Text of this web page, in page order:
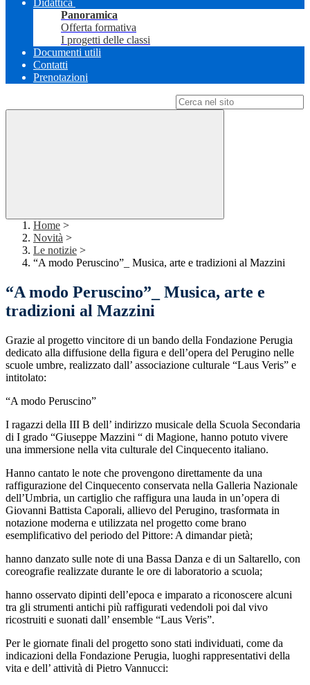
Didattica
Panoramica
Offerta formativa
I progetti delle classi
Documenti utili
Contatti
Prenotazioni
Home >
Novità >
Le notizie >
“A modo Peruscino”_ Musica, arte e tradizioni al Mazzini
“A modo Peruscino”_ Musica, arte e
tradizioni al Mazzini
Grazie al progetto vincitore di un bando della Fondazione Perugia
dedicato alla diffusione della figura e dell’opera del Perugino nelle
scuole umbre, realizzato dall’ associazione culturale “Laus Veris” e
intitolato:
“A modo Peruscino”
I ragazzi della III B dell’ indirizzo musicale della Scuola Secondaria
di I grado “Giuseppe Mazzini “ di Magione, hanno potuto vivere
una immersione nella vita culturale del Cinquecento italiano.
Hanno cantato le note che provengono direttamente da una
raffigurazione del Cinquecento conservata nella Galleria Nazionale
dell’Umbria, un cartiglio che raffigura una lauda in un’opera di
Giovanni Battista Caporali, allievo del Perugino, trasformata in
notazione moderna e utilizzata nel progetto come brano
esemplificativo del periodo del Pittore: A dimandar pietà;
hanno danzato sulle note di una Bassa Danza e di un Saltarello, con
coreografie realizzate durante le ore di laboratorio a scuola;
hanno osservato dipinti dell’epoca e imparato a riconoscere alcuni
tra gli strumenti antichi più raffigurati vedendoli poi dal vivo
ricostruiti e suonati dall’ ensemble “Laus Veris”.
Per le giornate finali del progetto sono stati individuati, come da
indicazioni della Fondazione Perugia, luoghi rappresentativi della
vita e dell’ attività di Pietro Vannucci: